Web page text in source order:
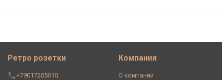
Ретро розетки
+79017205010
Компания
О компании